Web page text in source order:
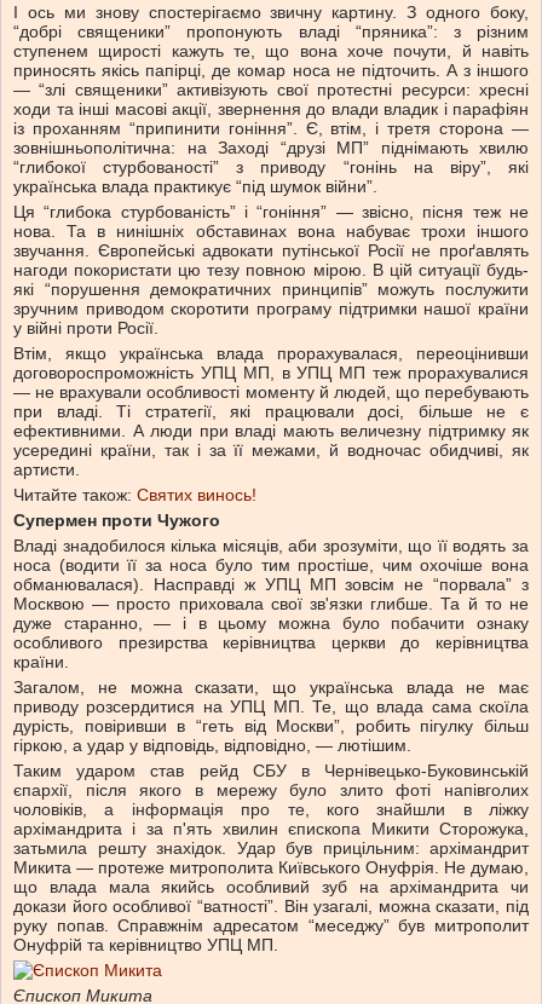
І ось ми знову спостерігаємо звичну картину. З одного боку,
“добрі священики” пропонують владі “пряника”: з різним
ступенем щирості кажуть те, що вона хоче почути, й навіть
приносять якісь папірці, де комар носа не підточить. А з іншого
— “злі священики” активізують свої протестні ресурси: хресні
ходи та інші масові акції, звернення до влади владик і парафіян
із проханням “припинити гоніння”. Є, втім, і третя сторона —
зовнішньополітична: на Заході “друзі МП” піднімають хвилю
“глибокої стурбованості” з приводу “гонінь на віру”, які
українська влада практикує “під шумок війни”.
Ця “глибока стурбованість” і “гоніння” — звісно, пісня теж не
нова. Та в нинішніх обставинах вона набуває трохи іншого
звучання. Європейські адвокати путінської Росії не проґавлять
нагоди покористати цю тезу повною мірою. В цій ситуації будь-
які “порушення демократичних принципів” можуть послужити
зручним приводом скоротити програму підтримки нашої країни
у війні проти Росії.
Втім, якщо українська влада прорахувалася, переоцінивши
договороспроможність УПЦ МП, в УПЦ МП теж прорахувалися
— не врахували особливості моменту й людей, що перебувають
при владі. Ті стратегії, які працювали досі, більше не є
ефективними. А люди при владі мають величезну підтримку як
усередині країни, так і за її межами, й водночас обидчиві, як
артисти.
Читайте також: Святих винось!
Супермен проти Чужого
Владі знадобилося кілька місяців, аби зрозуміти, що її водять за
носа (водити її за носа було тим простіше, чим охочіше вона
обманювалася). Насправді ж УПЦ МП зовсім не “порвала” з
Москвою — просто приховала свої зв'язки глибше. Та й то не
дуже старанно, — і в цьому можна було побачити ознаку
особливого презирства керівництва церкви до керівництва
країни.
Загалом, не можна сказати, що українська влада не має
приводу розсердитися на УПЦ МП. Те, що влада сама скоїла
дурість, повіривши в “геть від Москви”, робить пігулку більш
гіркою, а удар у відповідь, відповідно, — лютішим.
Таким ударом став рейд СБУ в Чернівецько-Буковинській
єпархії, після якого в мережу було злито фоті напівголих
чоловіків, а інформація про те, кого знайшли в ліжку
архімандрита і за п'ять хвилин єпископа Микити Сторожука,
затьмила решту знахідок. Удар був прицільним: архімандрит
Микита — протеже митрополита Київського Онуфрія. Не думаю,
що влада мала якийсь особливий зуб на архімандрита чи
докази його особливої “ватності”. Він узагалі, можна сказати, під
руку попав. Справжнім адресатом “меседжу” був митрополит
Онуфрій та керівництво УПЦ МП.
Єпископ Микита